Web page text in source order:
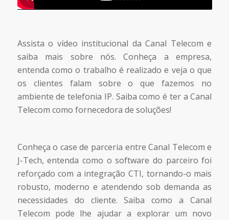
Assista o vídeo institucional da Canal Telecom e
saiba mais sobre nós. Conheça a empresa,
entenda como o trabalho é realizado e veja o que
os clientes falam sobre o que fazemos no
ambiente de telefonia IP. Saiba como é ter a Canal
Telecom como fornecedora de soluções!
Conheça o case de parceria entre Canal Telecom e
J-Tech, entenda como o software do parceiro foi
reforçado com a integração CTI, tornando-o mais
robusto, moderno e atendendo sob demanda as
necessidades do cliente. Saiba como a Canal
Telecom pode lhe ajudar a explorar um novo